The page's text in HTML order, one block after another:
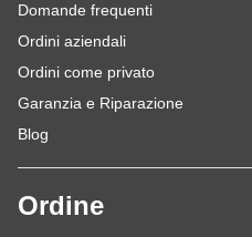
Domande frequenti
Ordini aziendali
Ordini come privato
Garanzia e Riparazione
Blog
Ordine